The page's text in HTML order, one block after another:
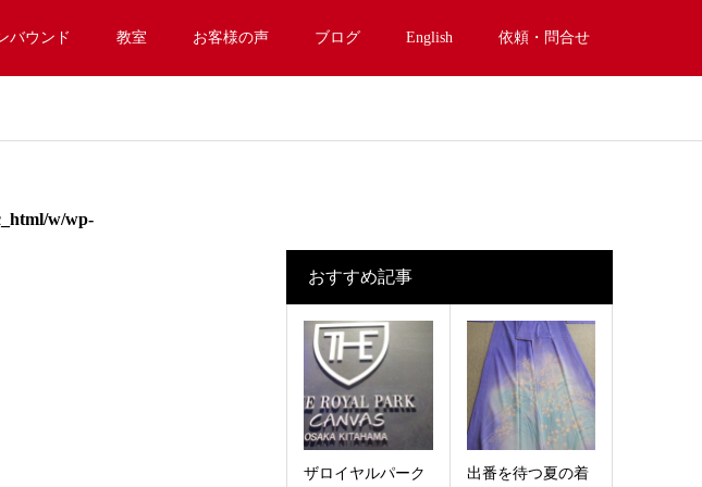
バウンド 教室 お客様の声 ブログ English 依頼・問合せ
w/wp-
おすすめ記事
ザロイヤルパーク
出番を待つ夏の着